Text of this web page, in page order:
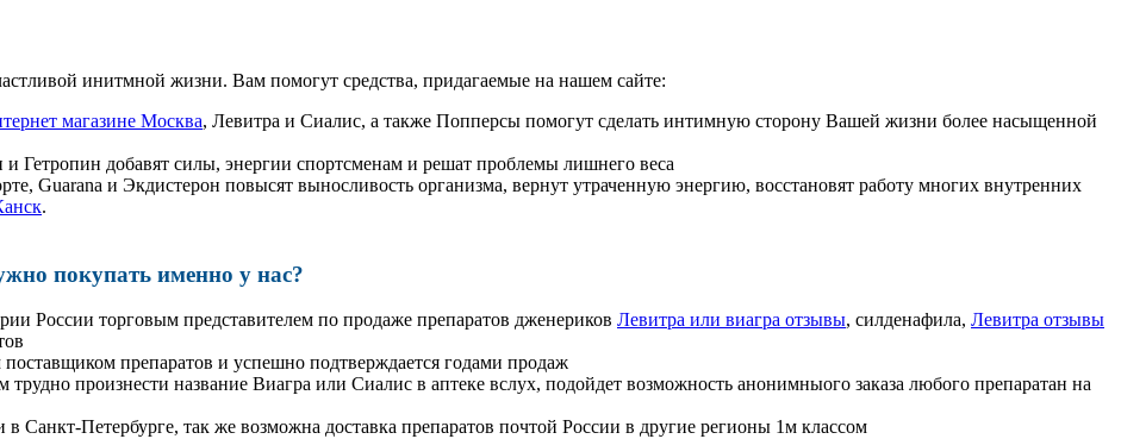
инитмной жизни. Вам помогут средства, придагаемые на нашем сайте:
магазине Москва, Левитра и Сиалис, а также Попперсы помогут сделать интимную сторону Вашей жизни более насыщенной
Гетропин добавят силы, энергии спортсменам и решат проблемы лишнего веса
Guarana и Экдистерон повысят выносливость организма, вернут утраченную энергию, восстановят работу многих внутренних
.
покупать именно у нас?
России торговым представителем по продаже препаратов дженериков Левитра или виагра отзывы, силденафила, Левитра отзывы
препаратов и успешно подтверждается годами продаж
произнести название Виагра или Сиалис в аптеке вслух, подойдет возможность анонимныого заказа любого препаратан на
Санкт-Петербурге, так же возможна доставка препаратов почтой России в другие регионы 1м классом